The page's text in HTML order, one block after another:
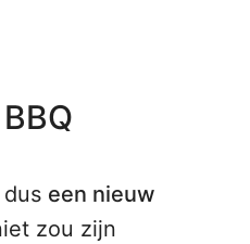
dus een nieuw
zou zijn